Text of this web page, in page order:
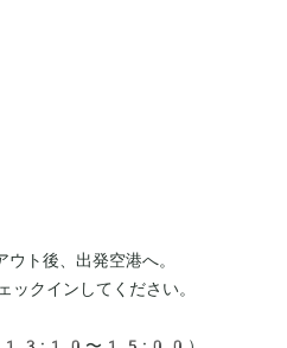
ト後、出発空港へ。
クインしてください。